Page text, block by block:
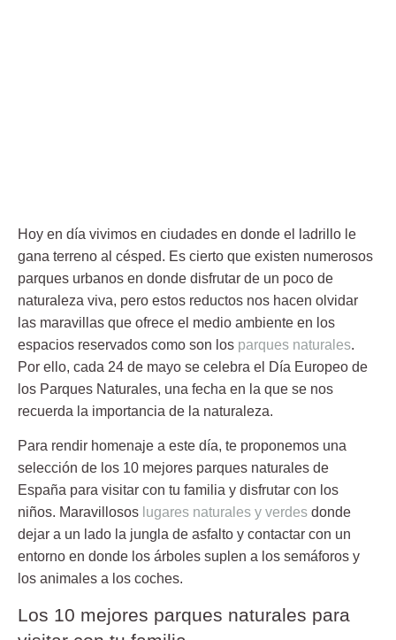
Hoy en día vivimos en ciudades en donde el ladrillo le
gana terreno al césped. Es cierto que existen numerosos
parques urbanos en donde disfrutar de un poco de
naturaleza viva, pero estos reductos nos hacen olvidar
las maravillas que ofrece el medio ambiente en los
espacios reservados como son los parques naturales.
Por ello, cada 24 de mayo se celebra el Día Europeo de
los Parques Naturales, una fecha en la que se nos
recuerda la importancia de la naturaleza.
Para rendir homenaje a este día, te proponemos una
selección de los 10 mejores parques naturales de
España para visitar con tu familia y disfrutar con los
niños. Maravillosos lugares naturales y verdes donde
dejar a un lado la jungla de asfalto y contactar con un
entorno en donde los árboles suplen a los semáforos y
los animales a los coches.
Los 10 mejores parques naturales para